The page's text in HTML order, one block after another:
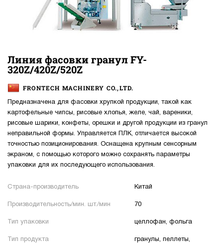
Линия фасовки гранул FY-
320Z/420Z/520Z
FRONTECH MACHINERY CO.,LTD.
Предназначена для фасовки хрупкой продукции, такой как
картофельные чипсы, рисовые хлопья, желе, чай, вареники,
рисовые шарики, конфеты, орешки и другой продукции из гранул
неправильной формы. Управляется ПЛК, отличается высокой
точностью позиционирования. Оснащена крупным сенсорным
экраном, с помощью которого можно сохранять параметры
упаковки для их последующего использования.
Страна-производитель Китай
Производительность/мин. шт./мин 70
Тип упаковки целлофан, фольга
Тип продукта
гранулы, пеллеты,